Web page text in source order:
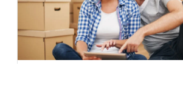
FLYTTPACKA
ANMÄLA FLYTT